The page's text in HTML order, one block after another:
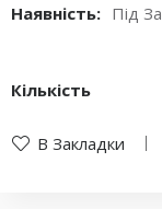
Наявність: Під
Кількість
В Закладки